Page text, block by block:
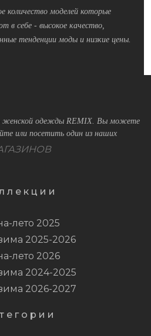
количество моделей которые
в себе - высокое качество,
тенденции моды и низкие цены.
женской одежды REMIX. Вы можете
или посетить один из наших
лето 2025
2025-2026
лето 2026
2024-2025
2026-2027